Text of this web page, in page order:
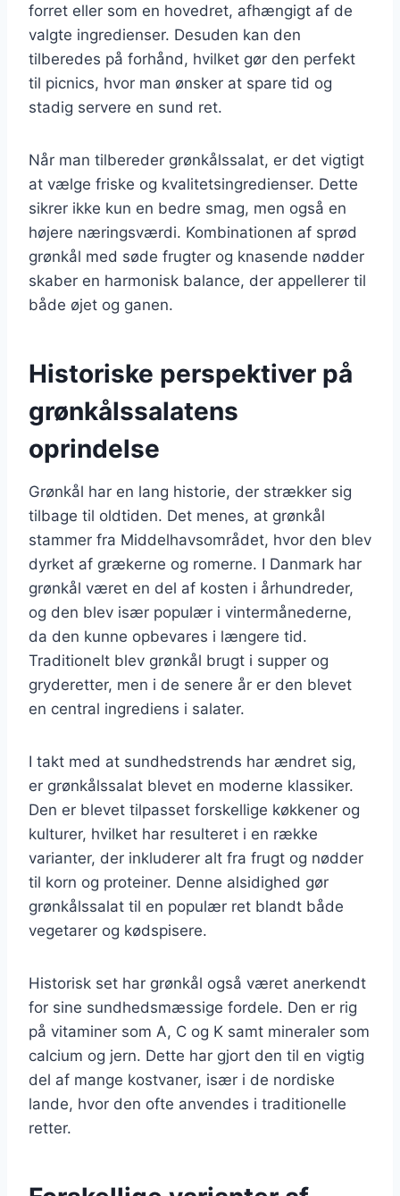
forret eller som en hovedret, afhængigt af de
valgte ingredienser. Desuden kan den
tilberedes på forhånd, hvilket gør den perfekt
til picnics, hvor man ønsker at spare tid og
stadig servere en sund ret.
Når man tilbereder grønkålssalat, er det vigtigt
at vælge friske og kvalitetsingredienser. Dette
sikrer ikke kun en bedre smag, men også en
højere næringsværdi. Kombinationen af sprød
grønkål med søde frugter og knasende nødder
skaber en harmonisk balance, der appellerer til
både øjet og ganen.
Historiske perspektiver på
grønkålssalatens
oprindelse
Grønkål har en lang historie, der strækker sig
tilbage til oldtiden. Det menes, at grønkål
stammer fra Middelhavsområdet, hvor den blev
dyrket af grækerne og romerne. I Danmark har
grønkål været en del af kosten i århundreder,
og den blev især populær i vintermånederne,
da den kunne opbevares i længere tid.
Traditionelt blev grønkål brugt i supper og
gryderetter, men i de senere år er den blevet
en central ingrediens i salater.
I takt med at sundhedstrends har ændret sig,
er grønkålssalat blevet en moderne klassiker.
Den er blevet tilpasset forskellige køkkener og
kulturer, hvilket har resulteret i en række
varianter, der inkluderer alt fra frugt og nødder
til korn og proteiner. Denne alsidighed gør
grønkålssalat til en populær ret blandt både
vegetarer og kødspisere.
Historisk set har grønkål også været anerkendt
for sine sundhedsmæssige fordele. Den er rig
på vitaminer som A, C og K samt mineraler som
calcium og jern. Dette har gjort den til en vigtig
del af mange kostvaner, især i de nordiske
lande, hvor den ofte anvendes i traditionelle
retter.